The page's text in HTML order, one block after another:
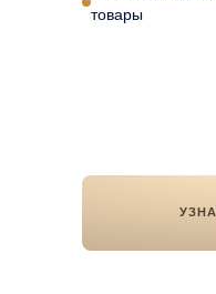
товары